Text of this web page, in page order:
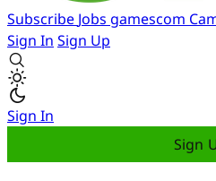
Subscribe Jobs gamescom
Sign In Sign Up
Sign In
Sign